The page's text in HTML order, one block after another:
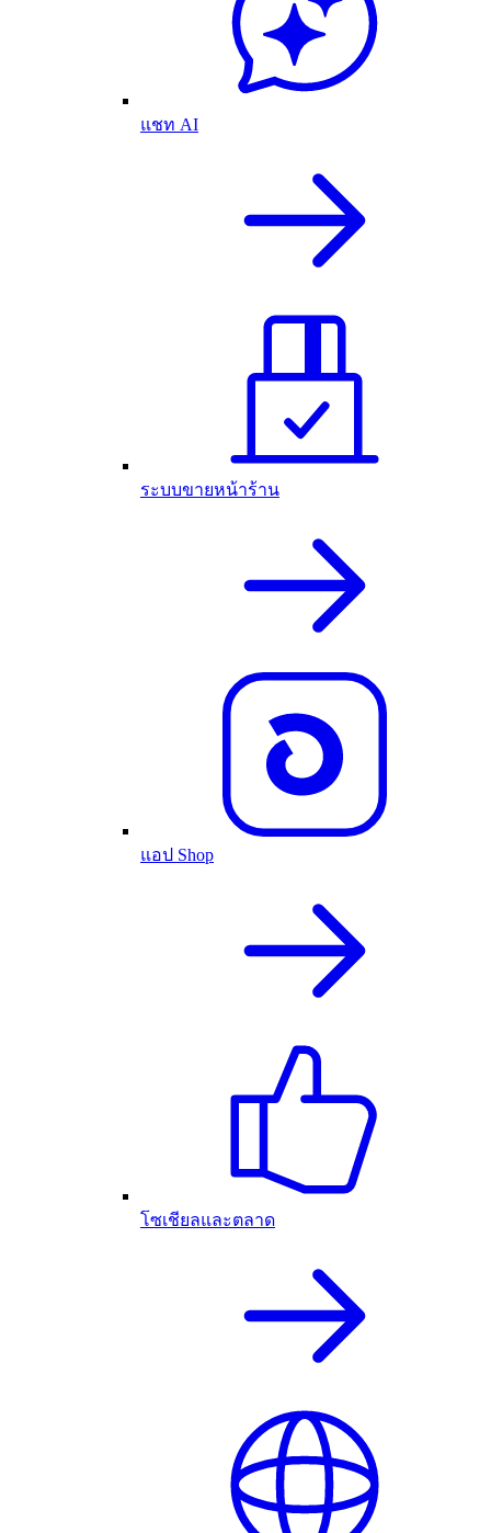
แชท AI
ระบบขายหน้าร้าน
แอป Shop
โซเชียลและตลาด